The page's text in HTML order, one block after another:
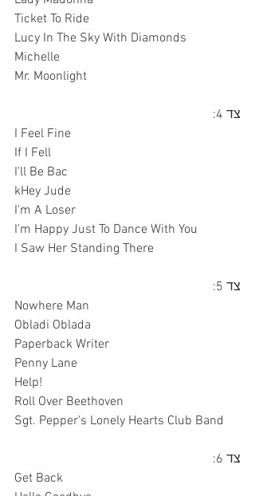
Ticket To Ride
Lucy In The Sky With Diamonds
Michelle
Mr. Moonlight
צד 4:
I Feel Fine
If I Fell
I'll Be Bac
kHey Jude
I'm A Loser
I'm Happy Just To Dance With You
I Saw Her Standing There
צד 5:
Nowhere Man
Obladi Oblada
Paperback Writer
Penny Lane
Help!
Roll Over Beethoven
Sgt. Pepper's Lonely Hearts Club Band
צד 6:
Get Back